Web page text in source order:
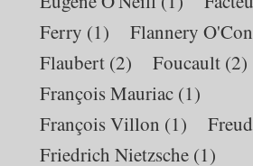
Ferry (1) Flannery
Flaubert (2) Foucault (2)
François Mauriac (1)
François Villon (1) Freud
Friedrich Nietzsche (1)